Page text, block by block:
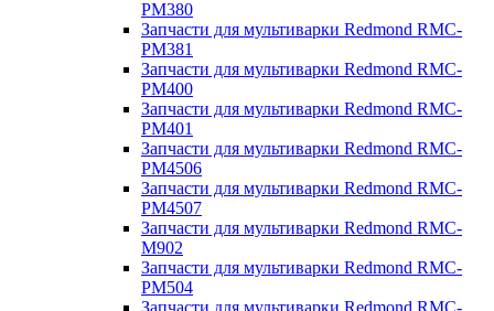
PM380
Запчасти для мультиварки Redmond RMC-
PM381
Запчасти для мультиварки Redmond RMC-
PM400
Запчасти для мультиварки Redmond RMC-
PM401
Запчасти для мультиварки Redmond RMC-
PM4506
Запчасти для мультиварки Redmond RMC-
PM4507
Запчасти для мультиварки Redmond RMC-
M902
Запчасти для мультиварки Redmond RMC-
PM504
Запчасти для мультиварки Redmond RMC-